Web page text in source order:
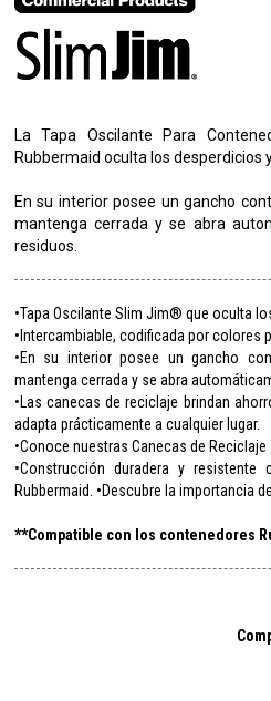
La Tapa Oscilante Para
Rubbermaid oculta los desperdicios
En su interior posee un gancho
mantenga cerrada y se abra
residuos.
•Tapa Oscilante Slim Jim® que oculta
•Intercambiable, codificada por colores
•En su interior posee un gancho
mantenga cerrada y se abra
•Las canecas de reciclaje brindan
adapta prácticamente a cualquier lugar.
•Conoce nuestras Canecas de Reciclaje
•Construcción duradera y
Rubbermaid. •Descubre la importancia
**Compatible con los contenedores